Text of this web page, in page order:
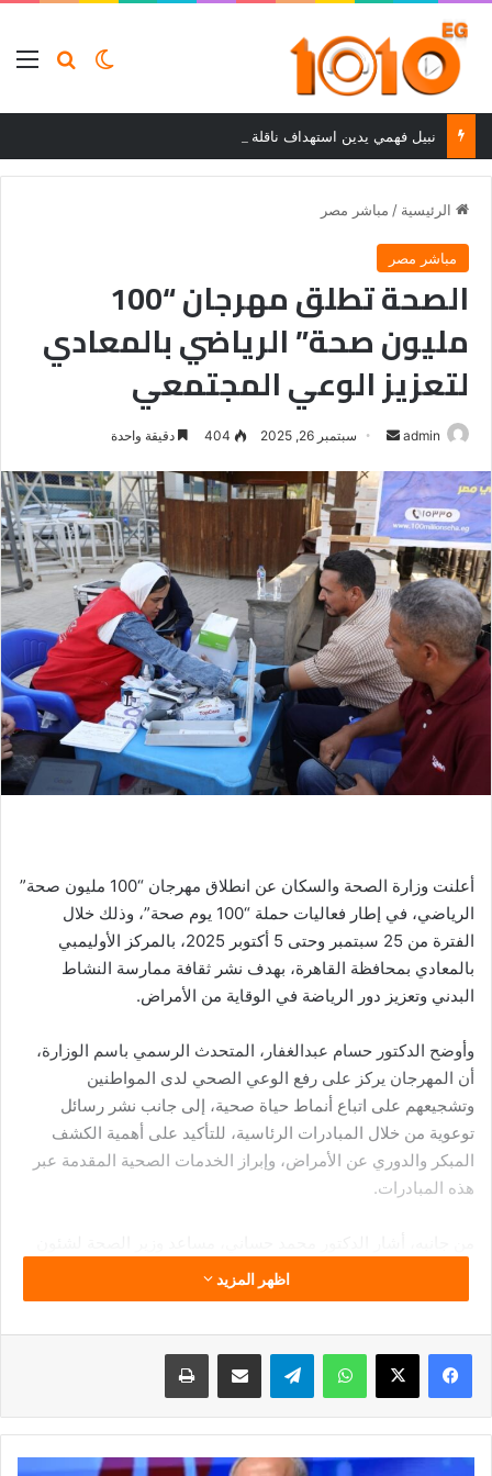
بحثالوضع
الرئيسية / مباشر مصر
مباشر مصر
الصحة تطلق مهرجان “100
مليون صحة” الرياضي بالمعادي
لتعزيز الوعي المجتمعي
admin
أرسل
إلكترونيا
سبتمبر 26, 2025 404 دقيقة واحدة
أعلنت وزارة الصحة والسكان عن انطلاق مهرجان “100 مليون صحة”
الرياضي، في إطار فعاليات حملة “100 يوم صحة”، وذلك خلال
الفترة من 25 سبتمبر وحتى 5 أكتوبر 2025، بالمركز الأوليمبي
بالمعادي بمحافظة القاهرة، بهدف نشر ثقافة ممارسة النشاط
البدني وتعزيز دور الرياضة في الوقاية من الأمراض.
وأوضح الدكتور حسام عبدالغفار، المتحدث الرسمي باسم الوزارة،
أن المهرجان يركز على رفع الوعي الصحي لدى المواطنين
وتشجيعهم على اتباع أنماط حياة صحية، إلى جانب نشر رسائل
توعوية من خلال المبادرات الرئاسية، للتأكيد على أهمية الكشف
المبكر والدوري عن الأمراض، وإبراز الخدمات الصحية المقدمة عبر
هذه المبادرات.
مبادرات الصحة العامة، إلى أن المهرجان يسعى إلى دمج الصحة
بالأنشطة الرياضية لإبراز دورها في الحفاظ على الصحة العامة،
تعكس التزام الدولة والوزارة بتوفير أفضل الخدمات الطبية والوقائية
للمواطنين.
كما بيّن أن الفعاليات تتضمن دوري “100 مليون صحة” الرياضي،
الذي يهدف إلى تشجيع المواطنين على ممارسة الرياضة كجزء من
اظهر المزيد
فيسبوك ‫X واتساب تيلقرام مشاركة عبر البريد طباعة
اجتماع